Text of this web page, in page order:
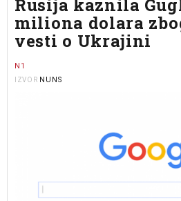
Rusija kaznila
miliona dolara
vesti o Ukrajini
N1
IZVOR NUNS